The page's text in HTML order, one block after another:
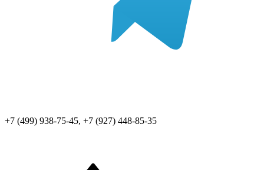
+7 (499) 938-75-45, +7 (927) 448-85-35